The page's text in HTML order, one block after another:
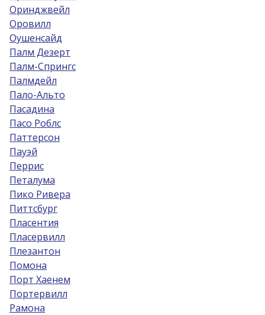
Оринджвейл
Оровилл
Оушенсайд
Палм Дезерт
Палм-Спрингс
Палмдейл
Пало-Альто
Пасадина
Пасо Роблс
Паттерсон
Пауэй
Перрис
Петалума
Пико Ривера
Питтсбург
Пласентия
Пласервилл
Плезантон
Помона
Порт Хаенем
Портервилл
Рамона